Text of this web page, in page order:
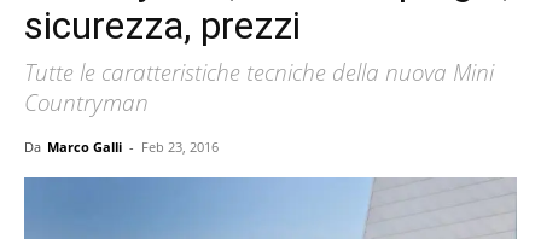
sicurezza, prezzi
Tutte le caratteristiche tecniche della nuova Mini
Countryman
Da Marco Galli - Feb 23, 2016